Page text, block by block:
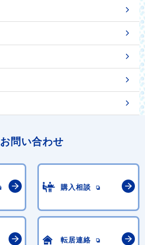
お問い合わせ
購入相談
転居連絡